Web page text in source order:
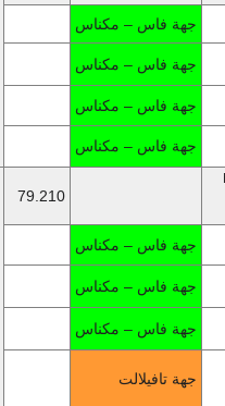
جهة فاس – مكناس
جهة فاس – مكناس
جهة فاس – مكناس
جهة فاس – مكناس
79.210
جهة فاس – مكناس
جهة فاس – مكناس
جهة فاس – مكناس
جهة تافيلالت